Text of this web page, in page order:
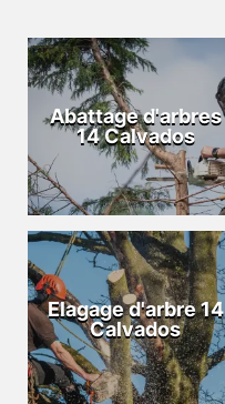
Abattage d'arbres
14 Calvados
Elagage d'arbre 14
Calvados